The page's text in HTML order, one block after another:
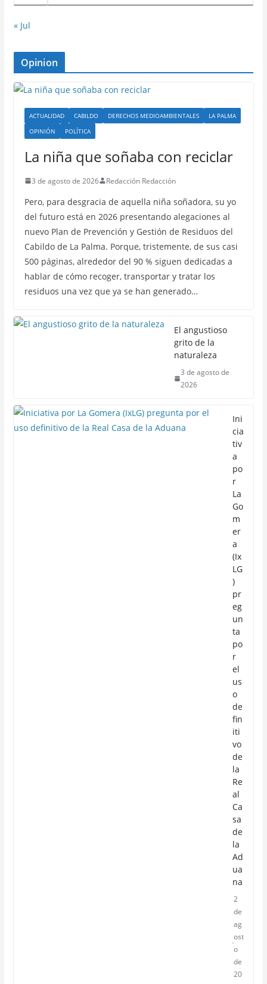
« Jul
Opinion
ACTUALIDAD CABILDO DERECHOS MEDIOAMBIENTALES
LA PALMA
OPINIÓN
POLÍTICA
La niña que soñaba con reciclar
3 de agosto de 2026 Redacción Redacción
Pero, para desgracia de aquella niña soñadora, su yo
del futuro está en 2026 presentando alegaciones al
nuevo Plan de Prevención y Gestión de Residuos del
Cabildo de La Palma. Porque, tristemente, de sus casi
500 páginas, alrededor del 90 % siguen dedicadas a
hablar de cómo recoger, transportar y tratar los
residuos una vez que ya se han generado…
El angustioso
grito de la
naturaleza
3 de agosto de
2026
Ini
cia
tiv
a
po
r
La
Go
m
er
a
(Ix
LG
)
pr
eg
un
ta
po
r
el
us
o
de
fin
iti
vo
de
la
Re
al
Ca
sa
de
la
Ad
ua
na
2
de
ag
ost
o
de
20